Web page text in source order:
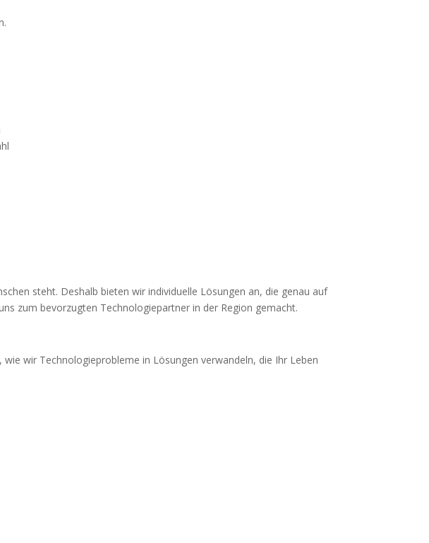
steht. Deshalb bieten wir individuelle Lösungen an, die genau auf
zum bevorzugten Technologiepartner in der Region gemacht.
wir Technologieprobleme in Lösungen verwandeln, die Ihr Leben